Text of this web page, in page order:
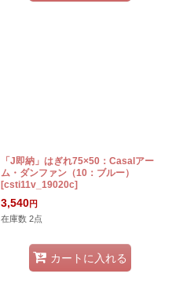
「J即納」はぎれ75×50：Casalアー
ム・ダンファン（10：ブルー）
[csti11v_19020c]
3,540円
在庫数 2点
カートに入れる